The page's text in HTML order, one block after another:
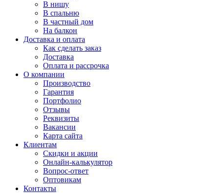
В нишу
В спальню
В частный дом
На балкон
Доставка и оплата
Как сделать заказ
Доставка
Оплата и рассрочка
О компании
Производство
Гарантия
Портфолио
Отзывы
Реквизиты
Вакансии
Карта сайта
Клиентам
Скидки и акции
Онлайн-калькулятор
Вопрос-ответ
Оптовикам
Контакты